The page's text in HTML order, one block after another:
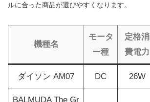
ルに合った商品が選びやすくなります。
機種名
モータ
ー種
定格消
費電力
ダイソン AM07 DC 26W
BALMUDA The Gr